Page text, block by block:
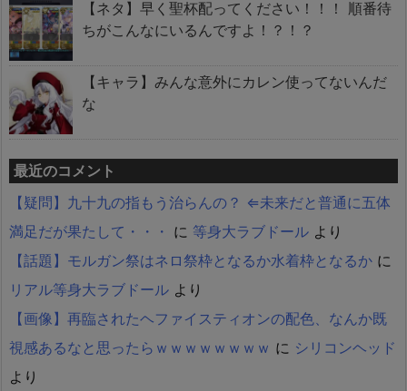
【ネタ】早く聖杯配ってください！！！ 順番待
ちがこんなにいるんですよ！？！？
【キャラ】みんな意外にカレン使ってないんだ
な
最近のコメント
【疑問】九十九の指もう治らんの？ ⇐未来だと普通に五体
満足だが果たして・・・ に 等身大ラブドール より
【話題】モルガン祭はネロ祭枠となるか水着枠となるか に
リアル等身大ラブドール より
【画像】再臨されたヘファイスティオンの配色、なんか既
視感あるなと思ったらｗｗｗｗｗｗｗｗ に シリコンヘッド
より